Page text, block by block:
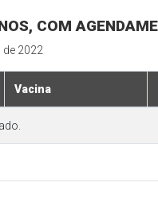
COM
2022
Vacina